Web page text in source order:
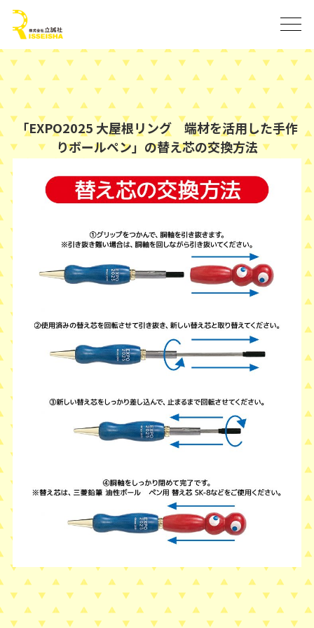
「EXPO2025 大屋根リング 端材を活用した手作
りボールペン」の替え芯の交換方法